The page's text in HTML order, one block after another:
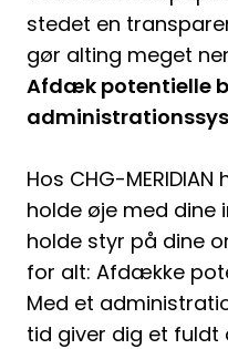
stedet en
gør alting meget
Afdæk potentielle
Hos CHG-
holde øje med dine
holde styr på dine
for alt: Afdække
Med et
tid giver dig et fuldt